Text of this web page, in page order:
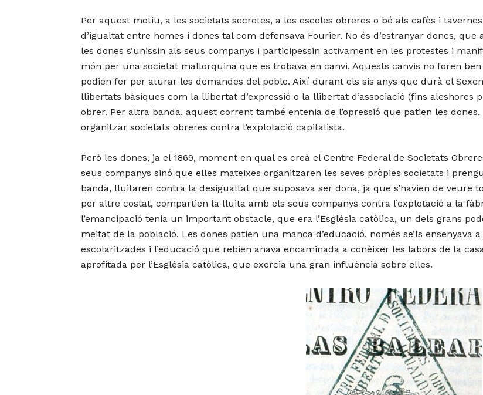
Per aquest motiu, a les societats secretes, a les escoles obreres o bé als cafès i
d’igualtat entre homes i dones tal com defensava Fourier. No és d’estranyar doncs,
les dones s’unissin als seus companys i participessin activament en les protestes i
món per una societat mallorquina que es trobava en canvi. Aquests canvis no foren
podien fer per aturar les demandes del poble. Així durant els sis anys que durà el
llibertats bàsiques com la llibertat d’expressió o la llibertat d’associació (fins aleshores
obrer. Per altra banda, aquest corrent també entenia de l’opressió que patien les
organitzar societats obreres contra l’explotació capitalista.
Però les dones, ja el 1869, moment en qual es creà el Centre Federal de Societats
seus companys sinó que elles mateixes organitzaren les seves pròpies societats i
banda, lluitaren contra la desigualtat que suposava ser dona, ja que s’havien de veure
per altre costat, compartien la lluita amb els seus companys contra l’explotació a la
l’emancipació tenia un important obstacle, que era l’Església catòlica, un dels grans
meitat de la població. Les dones patien una manca d’educació, només se’ls ensenyava
escolaritzades i l’educació que rebien anava encaminada a conèixer les labors de la
aprofitada per l’Església catòlica, que exercia una gran influència sobre elles.